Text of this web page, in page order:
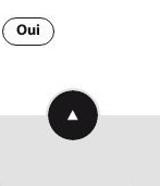
Oui
Retourner en